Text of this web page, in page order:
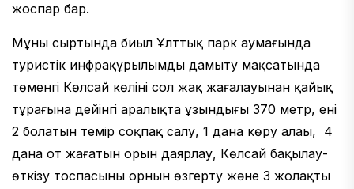
жоспар бар.
Мұның сыртында биыл Ұлттық парк аумағында
туристік инфрақұрылымды дамыту мақсатында
төменгі Көлсай көлінің сол жақ жағалауынан қайық
тұрағына дейінгі аралықта ұзындығы 370 метр, ені
2 болатын темір соқпақ салу, 1 дана көру алаңы, 4
дана от жағатын орын даярлау, Көлсай бақылау-
өткізу тоспасының орнын өзгерту және 3 жолақты